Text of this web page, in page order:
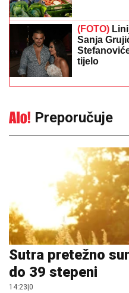
(FOTO)
Sanja
tijelo
Preporučuje
Sutra pretežno
do 39 stepeni
14:23 0